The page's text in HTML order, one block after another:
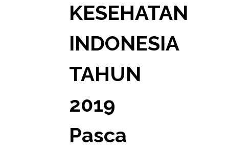
KESEHATAN
INDONESIA
TAHUN
2019
Pasca